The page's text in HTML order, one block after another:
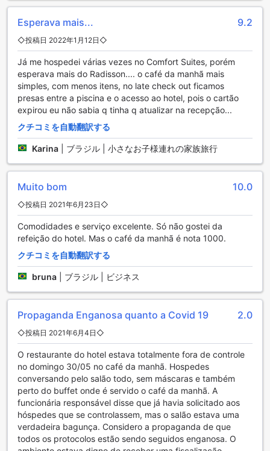
も健康的なライフスタイルを維持することができます。
便利な施設が揃ったラディソン ホテル アルファヴィル
ラディソン ホテル アルファヴィルは、快適な滞在をサポート
するためにさまざまな便利な施設を提供しています。24時間
ルームサービスを利用すれば、いつでもお部屋でお食事を楽
しむことができます。また、宿泊者のためにランドリーサー
ビスもご利用いただけます。お部屋の清掃も一日に何度も行
われるので、常に清潔な環境でおくつろぎいただけます。
ホテル内にはセーフティボックスが完備されており、貴重品
の保管にも安心です。また、フレンドリーなコンシェルジュ
スタッフが常駐しており、観光情報や交通案内など、さまざ
まなお手伝いをしてくれます。さらに、ホテル全域でWi-Fiが
利用可能であり、公共エリアでもインターネットにアクセス
できます。喫煙者のために指定された喫煙エリアも用意され
ており、快適な滞在をお楽しみいただけます。
その他にも、ドライクリーニング、エクスプレスチェックイ
ン/チェックアウト、荷物預かりなど、さまざまな便利な施設
が整っています。ラディソン ホテル アルファヴィルでは、お
をお約束いたします。
ラディソン ホテル アルファヴィルの便利な交通施設
サポートするためにさまざまな交通施設を提供しています。
ホテルでは、観光ツアーの手配やチケットサービスも行って
おり、地元の魅力的なスポットを簡単に訪れることができま
す。また、ホテルにはバレーパーキングサービスもあり、お
車を心配することなく滞在をお楽しみいただけます。さら
に、無料のシャトルサービスもご利用いただけますので、近
隣のショッピングセンターや観光名所へのアクセスも便利で
す。ただし、駐車場には料金がかかりますので、ご了承くだ
さい。
ラディソン ホテル アルファヴィルのダイニング施設
Esperava mais... 9.2
◇投稿日 2022年1月12日◇
Já me hospedei várias vezes no Comfort Suites, porém
esperava mais do Radisson.... o café da manhã mais
simples, com menos itens, no late check out ficamos
presas entre a piscina e o acesso ao hotel, pois o cartão
expirou eu não sabia q tinha q atualizar na recepção...
クチコミを自動翻訳する
Karina ブラジル | 小さなお子様連れの家族旅行
Muito bom 10.0
◇投稿日 2021年6月23日◇
Comodidades e serviço excelente. Só não gostei da
refeição do hotel. Mas o café da manhã é nota 1000.
クチコミを自動翻訳する
bruna ブラジル | ビジネス
Propaganda Enganosa quanto a Covid 19 2.0
◇投稿日 2021年6月4日◇
O restaurante do hotel estava totalmente fora de controle
no domingo 30/05 no café da manhã. Hospedes
conversando pelo salão todo, sem máscaras e também
perto do buffet onde é servido o café da manhã. A
funcionária responsável disse que já havia solicitado aos
hóspedes que se controlassem, mas o salão estava uma
verdadeira bagunça. Considero a propaganda de que
todos os protocolos estão sendo seguidos enganosa. O